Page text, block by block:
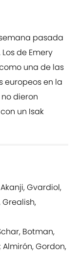
pasada
de Emery
una de las
europeos en la
dieron
un Isak
Gvardiol,
Grealish,
Botman,
Gordon,